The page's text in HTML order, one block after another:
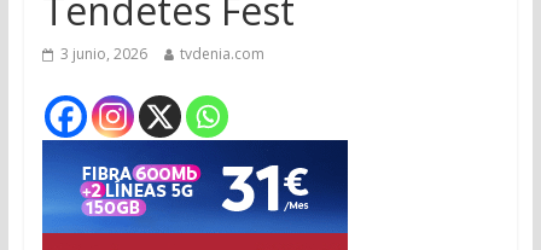
Tendetes Fest
3 junio, 2026 tvdenia.com